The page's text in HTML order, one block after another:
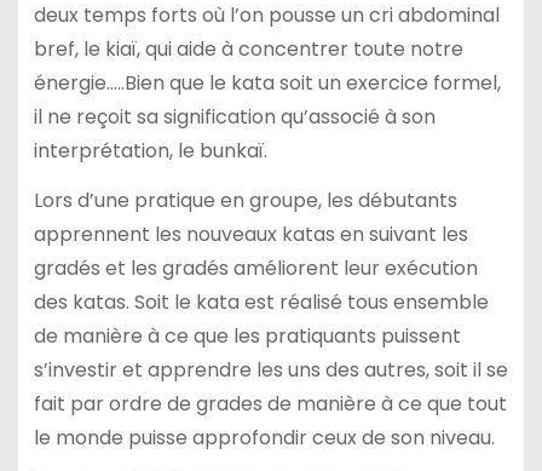
deux temps forts où l’on pousse un cri abdominal
bref, le kiaï, qui aide à concentrer toute notre
énergie…..Bien que le kata soit un exercice formel,
il ne reçoit sa signification qu’associé à son
interprétation, le bunkaï.
Lors d’une pratique en groupe, les débutants
apprennent les nouveaux katas en suivant les
gradés et les gradés améliorent leur exécution
des katas. Soit le kata est réalisé tous ensemble
de manière à ce que les pratiquants puissent
s’investir et apprendre les uns des autres, soit il se
fait par ordre de grades de manière à ce que tout
le monde puisse approfondir ceux de son niveau.